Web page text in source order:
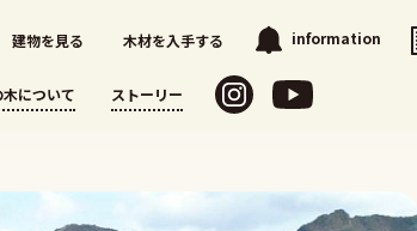
建物を見る 木材を入手する information
について ストーリー